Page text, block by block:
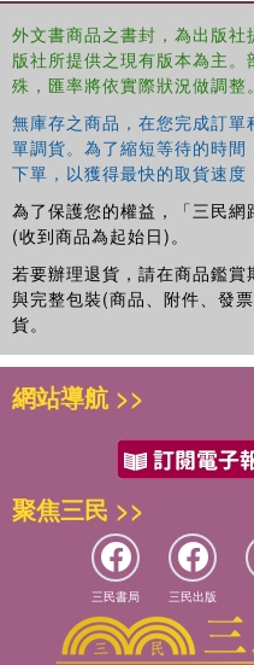
外文書商品之書封，為出版
版社所提供之現有版本為主
殊，匯率將依實際狀況做調整。
無庫存之商品，在您完成訂
單調貨。為了縮短等待的時
下單，以獲得最快的取貨速度
為了保護您的權益，「三民網
(收到商品為起始日)。
若要辦理退貨，請在商品鑑
與完整包裝(商品、附件、發
貨。
網站導航 >>
聚焦三民 >>
三民書局 三民出版